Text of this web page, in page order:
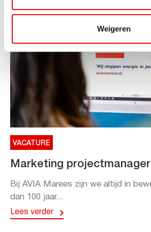
Weigeren
VACATURE
Marketing projectmanager
Bij AVIA Marees zijn we altijd in
dan 100 jaar...
Lees verder